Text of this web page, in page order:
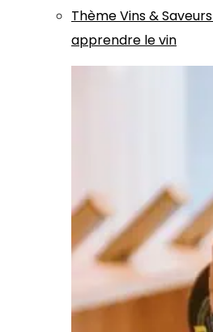
ThèmeVins & Saveurs
apprendre le vin